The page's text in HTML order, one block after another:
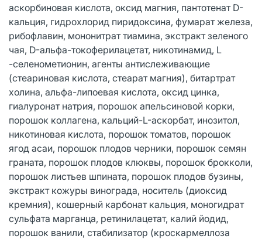
аскорбиновая кислота, оксид магния, пантотенат D-
кальция, гидрохлорид пиридоксина, фумарат железа,
рибофлавин, мононитрат тиамина, экстракт зеленого
чая, D-альфа-токоферилацетат, никотинамид, L
-селенометионин, агенты антислеживающие
(стеариновая кислота, стеарат магния), битартрат
холина, альфа-липоевая кислота, оксид цинка,
гиалуронат натрия, порошок апельсиновой корки,
порошок коллагена, кальций-L-аскорбат, инозитол,
никотиновая кислота, порошок томатов, порошок
ягод асаи, порошок плодов черники, порошок семян
граната, порошок плодов клюквы, порошок брокколи,
порошок листьев шпината, порошок плодов бузины,
экстракт кожуры винограда, носитель (диоксид
кремния), кошерный карбонат кальция, моногидрат
сульфата марганца, ретинилацетат, калий йодид,
порошок ванили, стабилизатор (кроскармеллоза